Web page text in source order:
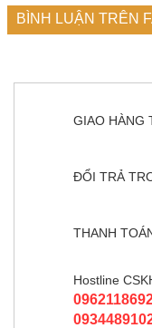
BÌNH LUẬN TRÊN
GIAO HÀNG
ĐỔI TRẢ
THANH
Hostline